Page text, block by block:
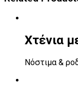
Χτένια
Νόστιμα &